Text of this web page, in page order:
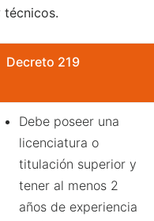
técnicos.
Decreto 219
Debe poseer una
licenciatura o
titulación superior y
tener al menos 2
años de experiencia